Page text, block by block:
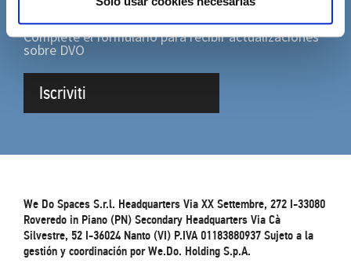
SUSCRÍBETE A LA NEWSLETTER
Complete el formulario para recibir actualizaciones
sobre DVO
Iscriviti
We Do Spaces S.r.l. Headquarters Via XX Settembre, 272 I-33080
Roveredo in Piano (PN) Secondary Headquarters Via Cà
Silvestre, 52 I-36024 Nanto (VI) P.IVA 01183880937 Sujeto a la
gestión y coordinación por We.Do. Holding S.p.A.